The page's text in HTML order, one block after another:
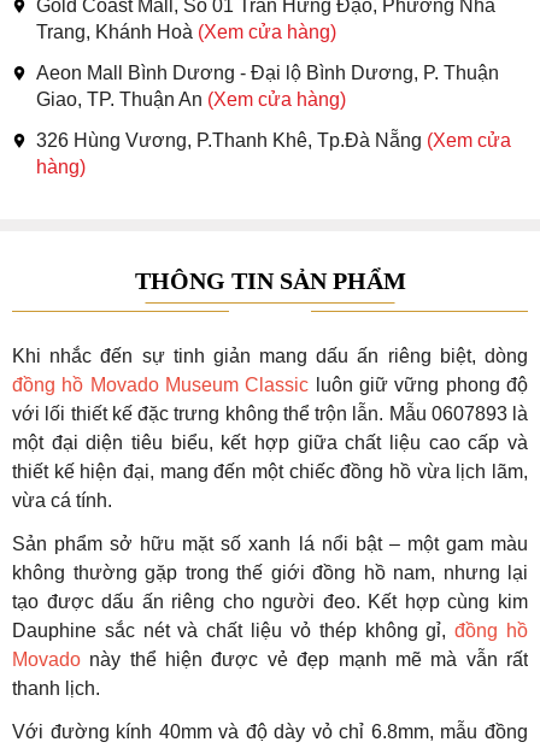
Gold Coast Mall, Số 01 Trần Hưng Đạo, Phường Nha
Trang, Khánh Hoà (Xem cửa hàng)
Aeon Mall Bình Dương - Đại lộ Bình Dương, P. Thuận
Giao, TP. Thuận An (Xem cửa hàng)
326 Hùng Vương, P.Thanh Khê, Tp.Đà Nẵng (Xem cửa
hàng)
THÔNG TIN SẢN PHẨM
Khi nhắc đến sự tinh giản mang dấu ấn riêng biệt, dòng
đồng hồ Movado Museum Classic luôn giữ vững phong độ
với lối thiết kế đặc trưng không thể trộn lẫn. Mẫu 0607893 là
một đại diện tiêu biểu, kết hợp giữa chất liệu cao cấp và
thiết kế hiện đại, mang đến một chiếc đồng hồ vừa lịch lãm,
vừa cá tính.
Sản phẩm sở hữu mặt số xanh lá nổi bật – một gam màu
không thường gặp trong thế giới đồng hồ nam, nhưng lại
tạo được dấu ấn riêng cho người đeo. Kết hợp cùng kim
Dauphine sắc nét và chất liệu vỏ thép không gỉ,đồng hồ
Movado này thể hiện được vẻ đẹp mạnh mẽ mà vẫn rất
thanh lịch.
Với đường kính 40mm và độ dày vỏ chỉ 6.8mm, mẫu đồng